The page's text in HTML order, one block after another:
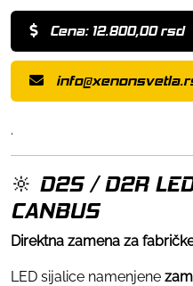
Cena: 12.800,00 rsd
.
🔆 D2S / D2R
CANBUS
Direktna zamena za
LED sijalice namenjene